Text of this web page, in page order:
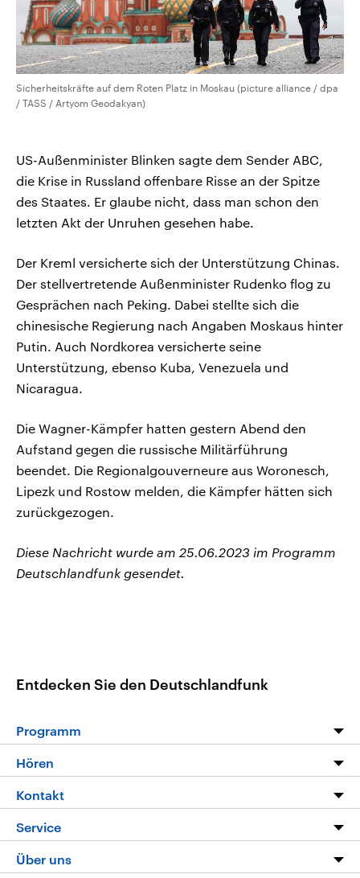
Sicherheitskräfte auf dem Roten Platz in Moskau (picture alliance / dpa
/ TASS / Artyom Geodakyan)
US-Außenminister Blinken sagte dem Sender ABC,
die Krise in Russland offenbare Risse an der Spitze
des Staates. Er glaube nicht, dass man schon den
letzten Akt der Unruhen gesehen habe.
Der Kreml versicherte sich der Unterstützung Chinas.
Der stellvertretende Außenminister Rudenko flog zu
Gesprächen nach Peking. Dabei stellte sich die
chinesische Regierung nach Angaben Moskaus hinter
Putin. Auch Nordkorea versicherte seine
Unterstützung, ebenso Kuba, Venezuela und
Nicaragua.
Die Wagner-Kämpfer hatten gestern Abend den
Aufstand gegen die russische Militärführung
beendet. Die Regionalgouverneure aus Woronesch,
Lipezk und Rostow melden, die Kämpfer hätten sich
zurückgezogen.
Diese Nachricht wurde am 25.06.2023 im Programm
Deutschlandfunk gesendet.
Entdecken Sie den Deutschlandfunk
Programm
Programm
Die Nachrichten
Nachrichtenleicht
Neue Beiträge auf dlf.de
Hören
Livestream
Podcasts
Deutschlandfunk App
Kontakt
Hörerservice
Service
FAQ
Über uns